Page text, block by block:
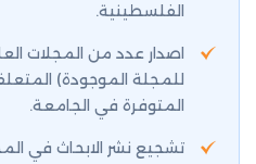
الفلسطينية.
اصدار عدد من المجلات
للمجلة الموجودة)
المتوفرة في الجامعة.
تشجيع نشر الابحاث في